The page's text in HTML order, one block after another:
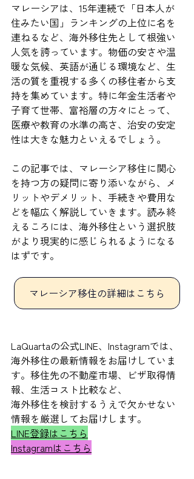
マレーシアは、15年連続で「日本人が
住みたい国」ランキングの上位に名を
連ねるなど、海外移住先として根強い
人気を誇っています。物価の安さや温
暖な気候、英語が通じる環境など、生
活の質を重視する多くの移住者から支
持を集めています。特に年金生活者や
子育て世帯、富裕層の方々にとって、
医療や教育の水準の高さ、治安の安定
性は大きな魅力といえるでしょう。
この記事では、マレーシア移住に関心
を持つ方の疑問に寄り添いながら、メ
リットやデメリット、手続きや費用な
どを幅広く解説していきます。読み終
えるころには、海外移住という選択肢
がより現実的に感じられるようになる
はずです。
マレーシア移住の詳細はこちら
LaQuartaの公式LINE、Instagramでは、
海外移住の最新情報をお届けしていま
す。移住先の不動産市場、ビザ取得情
報、生活コスト比較など、
海外移住を検討するうえで欠かせない
情報を厳選してお届けします。
LINE登録はこちら
Instagramはこちら